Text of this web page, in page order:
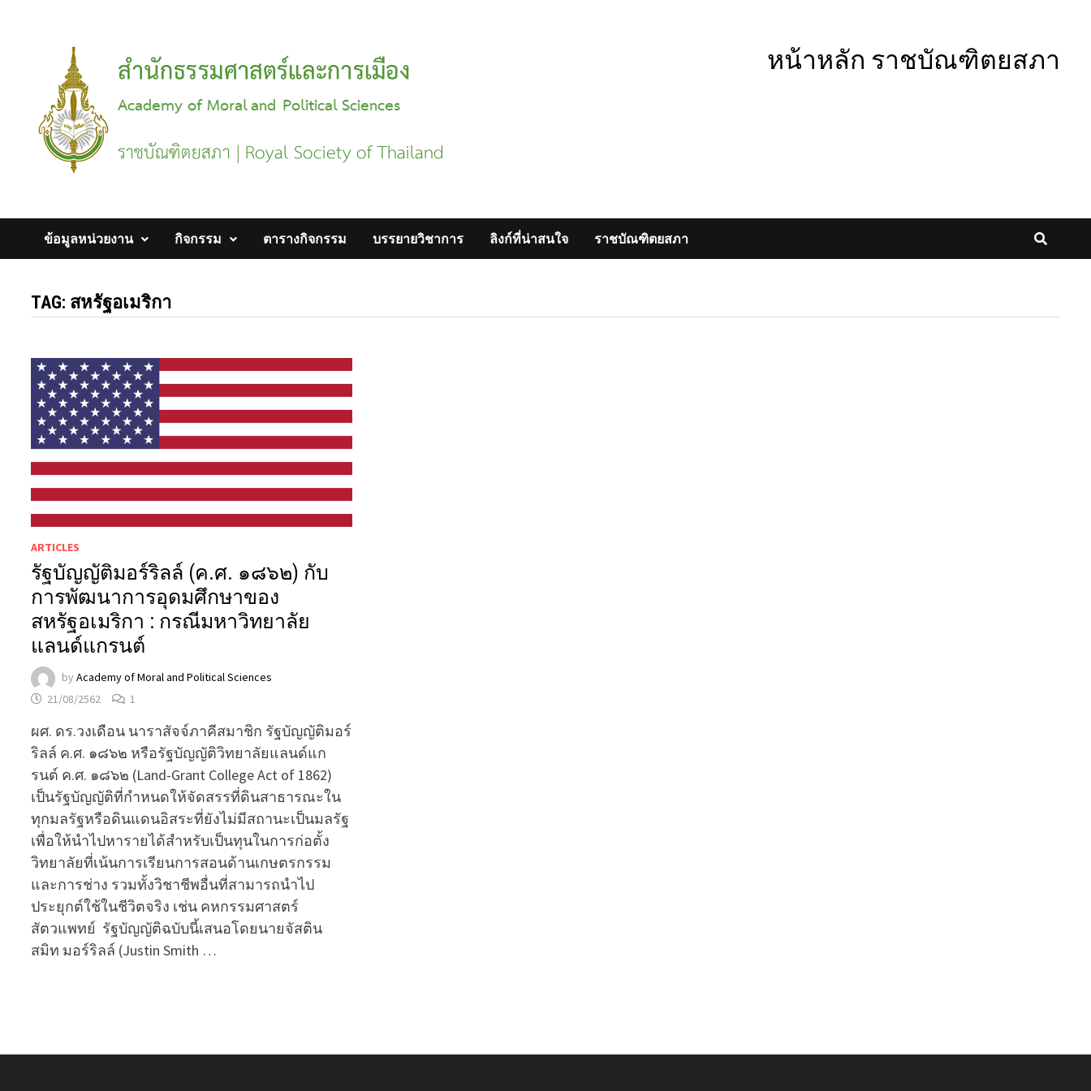
หน้าหลัก ราชบัณฑิตยสภา
ข้อมูลหน่วยงาน กิจกรรม ตารางกิจกรรม บรรยายวิชาการ ลิงก์ที่น่าสนใจ ราชบัณฑิตยสภา
TAG: สหรัฐอเมริกา
ARTICLES
รัฐบัญญัติมอร์ริลล์ (ค.ศ. ๑๘๖๒) กับ
การพัฒนาการอุดมศึกษาของ
สหรัฐอเมริกา : กรณีมหาวิทยาลัย
แลนด์แกรนต์
byAcademy of Moral and Political Sciences
21/08/2562
1
ผศ. ดร.วงเดือน นาราสัจจ์ภาคีสมาชิก รัฐบัญญัติมอร์
ริลล์ ค.ศ. ๑๘๖๒ หรือรัฐบัญญัติวิทยาลัยแลนด์แก
รนต์ ค.ศ. ๑๘๖๒ (Land-Grant College Act of 1862)
เป็นรัฐบัญญัติที่กำหนดให้จัดสรรที่ดินสาธารณะใน
ทุกมลรัฐหรือดินแดนอิสระที่ยังไม่มีสถานะเป็นมลรัฐ
เพื่อให้นำไปหารายได้สำหรับเป็นทุนในการก่อตั้ง
วิทยาลัยที่เน้นการเรียนการสอนด้านเกษตรกรรม
และการช่าง รวมทั้งวิชาชีพอื่นที่สามารถนำไป
ประยุกต์ใช้ในชีวิตจริง เช่น คหกรรมศาสตร์
สัตวแพทย์ รัฐบัญญัติฉบับนี้เสนอโดยนายจัสติน
สมิท มอร์ริลล์ (Justin Smith …